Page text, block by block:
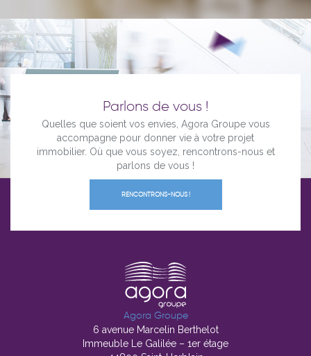
Parlons de vous !
Quelles que soient vos envies, Agora Groupe vous
accompagne pour donner vie à votre projet
immobilier. Où que vous soyez, rencontrons-nous et
parlons de vous !
RENCONTRONS-NOUS !
Agora Groupe
6 avenue Marcelin Berthelot
Immeuble Le Galilée – 1er étage